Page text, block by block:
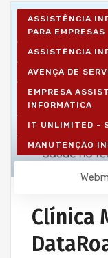
ASSISTÊNCIA
PARA EMPRESAS
ASSISTÊNCIA
AVENÇA DE
EMPRESA
INFORMÁTICA
IT UNLIMITED -
MANUTENÇÃO
Clínica